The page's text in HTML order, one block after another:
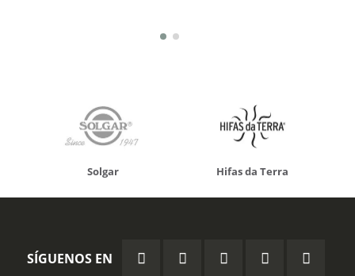
Solgar Hifas da Terra
SÍGUENOS EN